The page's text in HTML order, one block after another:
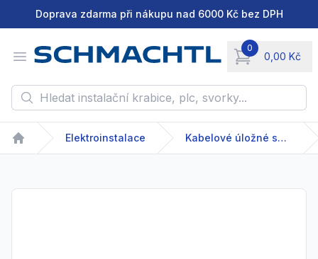
Doprava zdarma při nákupu nad 6000 Kč bez DPH
Open menu
0
0,00 Kč
items in cart,
Hledat instalační krabice, plc, svorky...
Home
Elektroinstalace Kabelové úložné systémy